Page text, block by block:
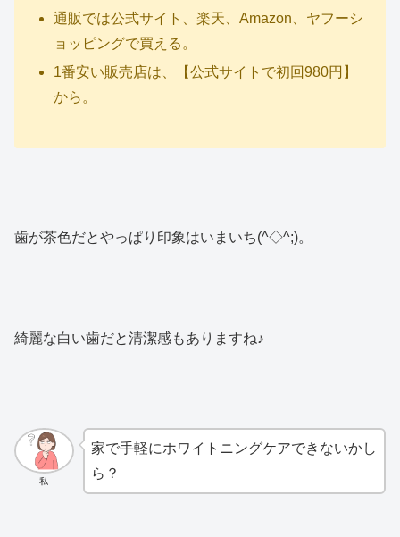
通販では公式サイト、楽天、Amazon、ヤフーシ
ョッピングで買える。
1番安い販売店は、【公式サイトで初回980円】
から。
歯が茶色だとやっぱり印象はいまいち(^◇^;)。
綺麗な白い歯だと清潔感もありますね♪
私
家で手軽にホワイトニングケアできないかし
ら？